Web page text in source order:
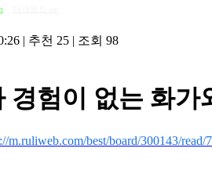
| 추천 25 | 조회 98
경험이 없는 화가
best/board/300143/read/